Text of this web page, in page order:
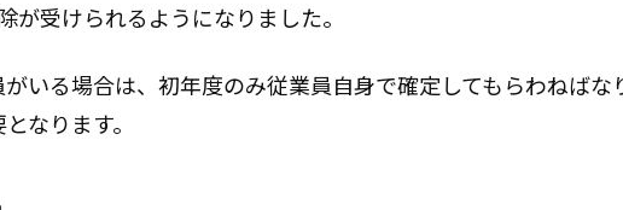
受けられるようになりました。
いる場合は、初年度のみ従業員自身で確定してもらわねばな
なります。